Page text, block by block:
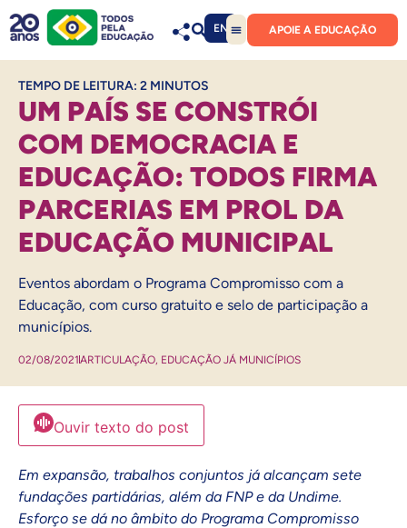
EN APOIE A EDUCAÇÃO
TEMPO DE LEITURA: 2 MINUTOS
UM PAÍS SE CONSTRÓI
COM DEMOCRACIA E
EDUCAÇÃO: TODOS FIRMA
PARCERIAS EM PROL DA
EDUCAÇÃO MUNICIPAL
Eventos abordam o Programa Compromisso com a
Educação, com curso gratuito e selo de participação a
municípios.
02/08/2021ARTICULAÇÃO, EDUCAÇÃO JÁ MUNICÍPIOS
Ouvir texto do post
Em expansão, trabalhos conjuntos já alcançam sete
fundações partidárias, além da FNP e da Undime.
Esforço se dá no âmbito do Programa Compromisso